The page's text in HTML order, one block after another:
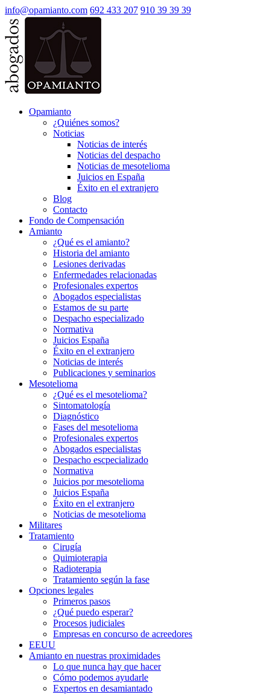
info@opamianto.com 692 433 207 910 39 39 39
Opamianto
¿Quiénes somos?
Noticias
Noticias de interés
Noticias del despacho
Noticias de mesotelioma
Juicios en España
Éxito en el extranjero
Blog
Contacto
Fondo de Compensación
Amianto
¿Qué es el amianto?
Historia del amianto
Lesiones derivadas
Enfermedades relacionadas
Profesionales expertos
Abogados especialistas
Estamos de su parte
Despacho especializado
Normativa
Juicios España
Éxito en el extranjero
Noticias de interés
Publicaciones y seminarios
Mesotelioma
¿Qué es el mesotelioma?
Sintomatología
Diagnóstico
Fases del mesotelioma
Profesionales expertos
Abogados especialistas
Despacho escpecializado
Normativa
Juicios por mesotelioma
Juicios España
Éxito en el extranjero
Noticias de mesotelioma
Militares
Tratamiento
Cirugía
Quimioterapia
Radioterapia
Tratamiento según la fase
Opciones legales
Primeros pasos
¿Qué puedo esperar?
Procesos judiciales
Empresas en concurso de acreedores
EEUU
Amianto en nuestras proximidades
Lo que nunca hay que hacer
Cómo podemos ayudarle
Expertos en desamiantado